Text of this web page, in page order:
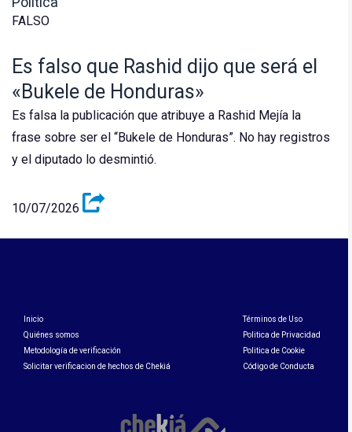
FALSO
Es falso que Rashid dijo que será el
«Bukele de Honduras»
Es falsa la publicación que atribuye a Rashid Mejía la
frase sobre ser el “Bukele de Honduras”. No hay registros
y el diputado lo desmintió.
10/07/2026
Inicio
Quiénes somos
Metodología de verificación
Solicitar verificacion de hechos de Chekiá
Términos de Uso
Politica de Privacidad
Politica de Cookie
Código de Conducta